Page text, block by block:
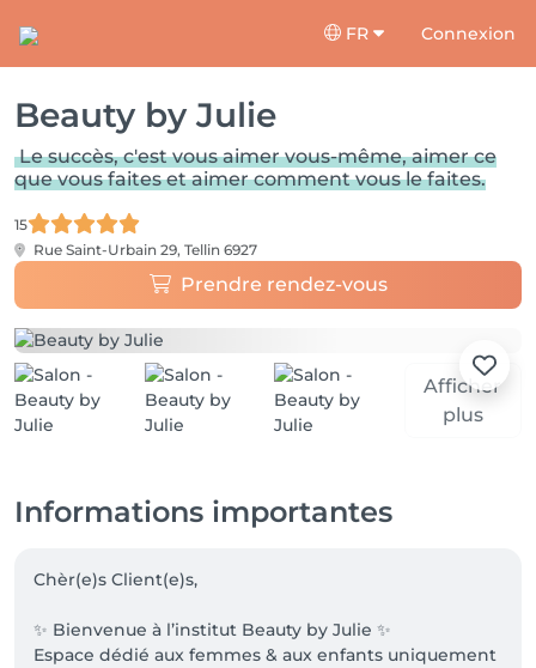
FR Connexion
Beauty by Julie
Le succès, c'est vous aimer vous-même, aimer ce
que vous faites et aimer comment vous le faites.
15
Rue Saint-Urbain 29, Tellin 6927
Prendre rendez-vous
Afficher
plus
Informations importantes
Chèr(e)s Client(e)s,
✨ Bienvenue à l’institut Beauty by Julie ✨
Espace dédié aux femmes & aux enfants uniquement